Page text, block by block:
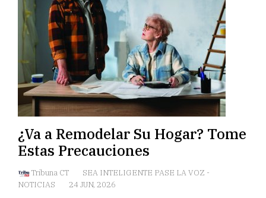
¿Va a Remodelar Su Hogar? Tome
Estas Precauciones
Tribuna CT SEA INTELIGENTE PASE LA VOZ -
NOTICIAS
24 JUN, 2026